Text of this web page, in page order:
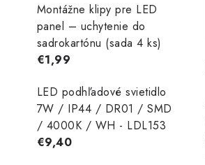
Montážne klipy pre LED
panel – uchytenie do
sadrokartónu (sada 4 ks)
€1,99
LED podhľadové svietidlo
7W / IP44 / DR01 / SMD
/ 4000K / WH - LDL153
€9,40